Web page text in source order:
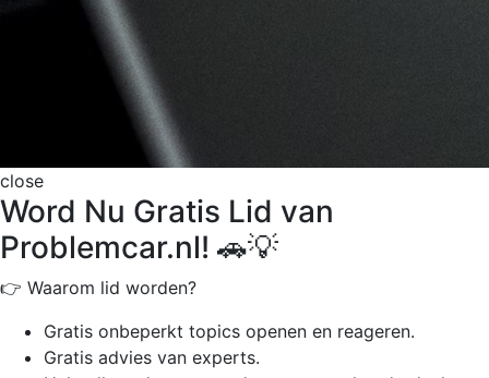
close
Word Nu Gratis Lid van
Problemcar.nl! 🚗💡
👉 Waarom lid worden?
Gratis onbeperkt topics openen en reageren.
Gratis advies van experts.